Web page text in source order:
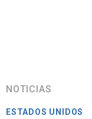
NOTICIAS
ESTADOS UNIDOS